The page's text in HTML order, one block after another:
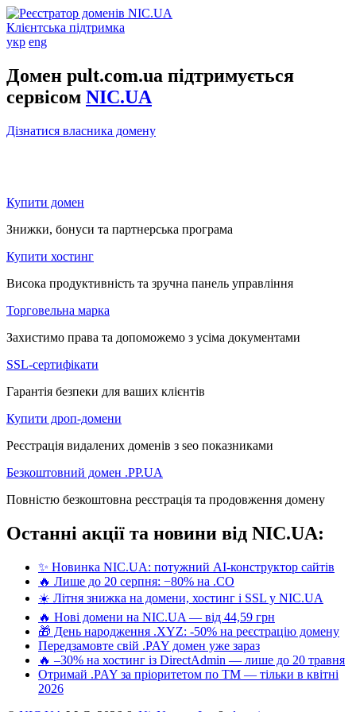
Клієнтська підтримка
укр eng
Домен pult.com.ua підтримується
сервісом NIC.UA
Дізнатися власника домену
Купити домен
Знижки, бонуси та партнерська програма
Купити хостинг
Висока продуктивність та зручна панель управління
Торговельна марка
Захистимо права та допоможемо з усіма документами
SSL-сертифікати
Гарантія безпеки для ваших клієнтів
Купити дроп-домени
Реєстрація видалених доменів з seo показниками
Безкоштовний домен .PP.UA
Повністю безкоштовна реєстрація та продовження домену
Останні акції та новини від NIC.UA:
✨ Новинка NIC.UA: потужний AI-конструктор сайтів
🔥 Лише до 20 серпня: −80% на .CO
☀️ Літня знижка на домени, хостинг і SSL у NIC.UA
🔥 Нові домени на NIC.UA — від 44,59 грн
🎁 День народження .XYZ: -50% на реєстрацію домену
Передзамовте свій .PAY домен уже зараз
🔥 –30% на хостинг із DirectAdmin — лише до 20 травня
Отримай .PAY за пріоритетом по ТМ — тільки в квітні
2026